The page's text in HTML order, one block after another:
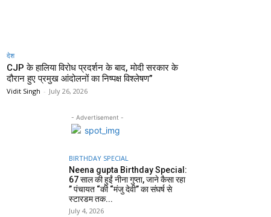
देश
CJP के हालिया विरोध प्रदर्शन के बाद, मोदी सरकार के
दौरान हुए प्रमुख आंदोलनों का निष्पक्ष विश्लेषण”
Vidit Singh - July 26, 2026
- Advertisement -
BIRTHDAY SPECIAL
Neena gupta Birthday Special:
67 साल की हुईं नीना गुप्ता, जाने कैसा रहा
” पंचायत “की “मंजु देवी” का संघर्ष से
स्टारडम तक...
July 4, 2026